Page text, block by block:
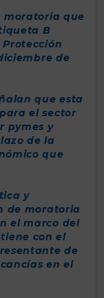
moratoria que
B
de
que esta
el sector
pymes y
de la
que
y
de moratoria
el marco del
con el
de
en el